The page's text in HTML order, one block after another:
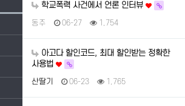
학교폭력 사건에서 언론 인터뷰
동주 06-27 1,754
아고다 할인코드, 최대 할인받는 정확한
사용법
산딸기 06-23 1,765